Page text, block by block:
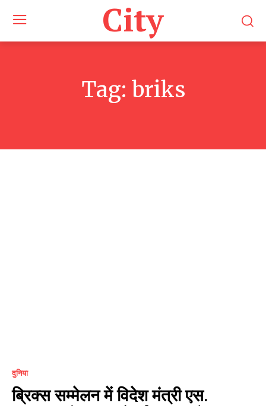
City
Tag: briks
दुनिया
ब्रिक्स सम्मेलन में विदेश मंत्री एस.